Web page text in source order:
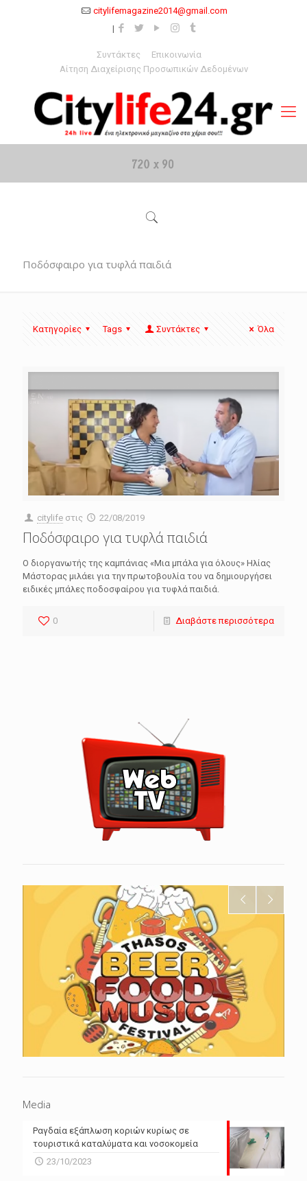
citylifemagazine2014@gmail.com
Συντάκτες
Επικοινωνία
Αίτηση Διαχείρισης Προσωπικών Δεδομένων
Ποδόσφαιρο για τυφλά παιδιά
Κατηγορίες Tags Συντάκτες Όλα
citylife στις 22/08/2019
Ποδόσφαιρο για τυφλά παιδιά
Ο διοργανωτής της καμπάνιας «Μια μπάλα για όλους» Ηλίας
Μάστορας μιλάει για την πρωτοβουλία του να δημιουργήσει
ειδικές μπάλες ποδοσφαίρου για τυφλά παιδιά.
0 Διαβάστε περισσότερα
Media
Ραγδαία εξάπλωση κοριών κυρίως σε
τουριστικά καταλύματα και νοσοκομεία
23/10/2023